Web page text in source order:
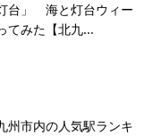
台」 海と灯台ウィー
てみた【北九...
州市内の人気駅ランキ